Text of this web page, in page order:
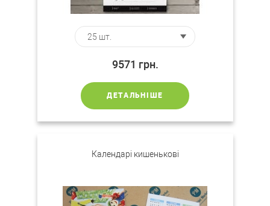
9571 грн.
ДЕТАЛЬНІШЕ
Календарі кишенькові